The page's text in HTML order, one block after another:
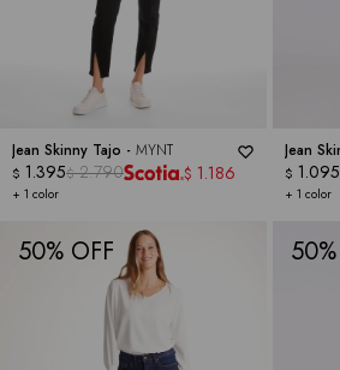
Jean Skinny Tajo - MYNT
+ 1 color
$ 1.395$ 2.790 $ 1.186
Jean
+ 1 color
$ 1.095
50 50